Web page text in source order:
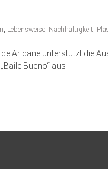
, Lebensweise, Nachhaltigkeit,
Aridane unterstützt die
Bueno“ aus